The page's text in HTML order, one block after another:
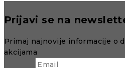
Prijavi se na
Primaj najnovije informacije o
akcijama